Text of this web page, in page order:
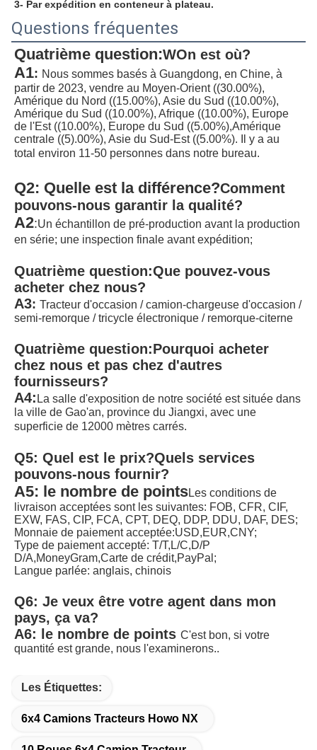
3- Par expédition en conteneur à plateau.
Questions fréquentes
Quatrième question:WOn est où?
A1: Nous sommes basés à Guangdong, en Chine, à
partir de 2023, vendre au Moyen-Orient ((30.00%),
Amérique du Nord ((15.00%), Asie du Sud ((10.00%),
Amérique du Sud ((10.00%), Afrique ((10.00%), Europe
de l'Est ((10.00%), Europe du Sud ((5.00%),Amérique
centrale ((5).00%), Asie du Sud-Est ((5.00%). Il y a au
total environ 11-50 personnes dans notre bureau.
Q2: Quelle est la différence?Comment
pouvons-nous garantir la qualité?
A2:Un échantillon de pré-production avant la production
en série; une inspection finale avant expédition;
Quatrième question:Que pouvez-vous
acheter chez nous?
A3: Tracteur d'occasion / camion-chargeuse d'occasion /
semi-remorque / tricycle électronique / remorque-citerne
Quatrième question:Pourquoi acheter
chez nous et pas chez d'autres
fournisseurs?
A4: La salle d'exposition de notre société est située dans
la ville de Gao'an, province du Jiangxi, avec une
superficie de 12000 mètres carrés.
Q5: Quel est le prix?Quels services
pouvons-nous fournir?
A5: le nombre de pointsLes conditions de
livraison acceptées sont les suivantes: FOB, CFR, CIF,
EXW, FAS, CIP, FCA, CPT, DEQ, DDP, DDU, DAF, DES;
Monnaie de paiement acceptée:USD,EUR,CNY;
Type de paiement accepté: T/T,L/C,D/P
D/A,MoneyGram,Carte de crédit,PayPal;
Langue parlée: anglais, chinois
Q6: Je veux être votre agent dans mon
pays, ça va?
A6: le nombre de points C'est bon, si votre
quantité est grande, nous l'examinerons..
Les Étiquettes:
6x4 Camions Tracteurs Howo NX